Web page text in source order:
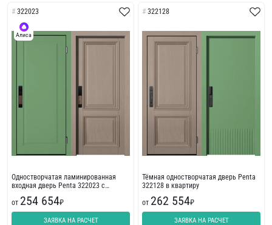
322023
Алиса
Одностворчатая ламинированная
входная дверь Penta 322023 с
от 254 654₽
ЗАЯВКА НА РАСЧЕТ
322128
Тёмная одностворчатая дверь Penta
322128 в квартиру
от 262 554₽
ЗАЯВКА НА РАСЧЕТ